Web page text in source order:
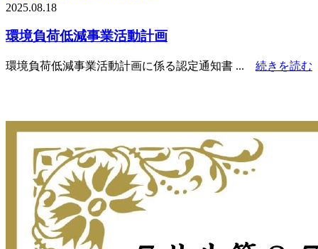
2025.08.18
環境負荷低減事業活動計画
環境負荷低減事業活動計画に係る認定通知書 ... 続きを読む